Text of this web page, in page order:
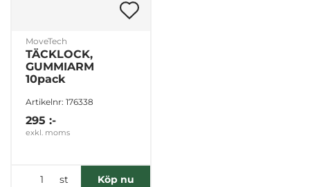
MoveTech
TÄCKLOCK,
GUMMIARM
10pack
Artikelnr: 176338
295 :-
exkl. moms
st Köp nu